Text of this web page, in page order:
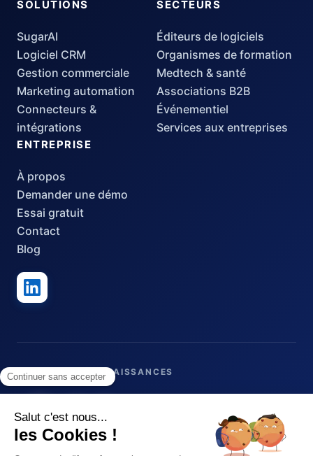
SOLUTIONS
SugarAI
Logiciel CRM
Gestion commerciale
Marketing automation
Connecteurs &
intégrations
SECTEURS
Éditeurs de logiciels
Organismes de formation
Medtech & santé
Associations B2B
Événementiel
Services aux entreprises
ENTREPRISE
À propos
Demander une démo
Essai gratuit
Contact
Blog
LABELS & RECONNAISSANCES